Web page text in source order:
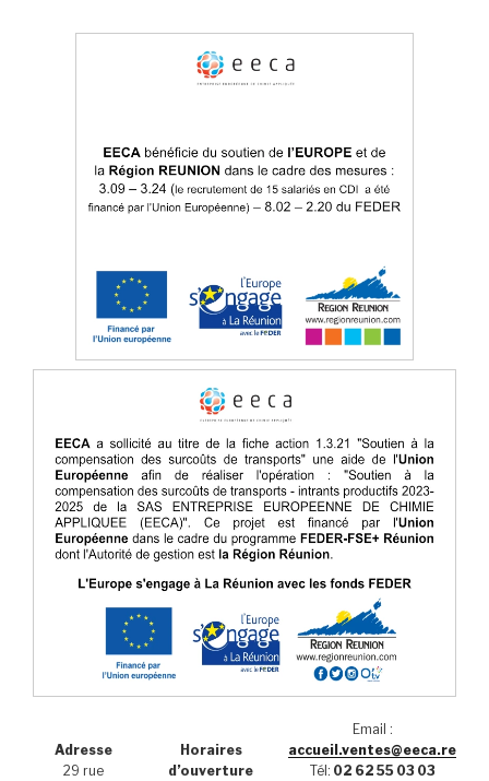
Adresse
29 rue
Horaires
d’ouverture
Email :
accueil.ventes@eeca.re
Tél: 02 62 55 03 03